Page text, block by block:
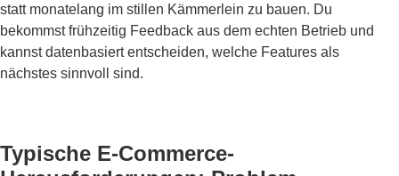
statt monatelang im stillen Kämmerlein zu bauen. Du
bekommst frühzeitig Feedback aus dem echten Betrieb und
kannst datenbasiert entscheiden, welche Features als
nächstes sinnvoll sind.
Typische E-Commerce-